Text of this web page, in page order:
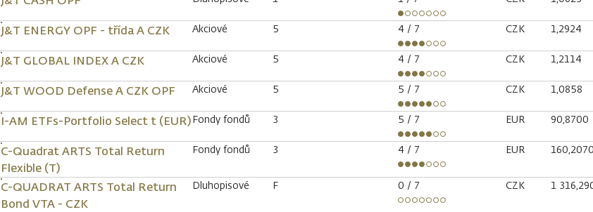
J&T ENERGY OPF - třída A CZK Akciové 5 4 / 7 CZK 1,2924
J&T GLOBAL INDEX A CZK Akciové 5 4 / 7 CZK 1,2114
J&T WOOD Defense A CZK OPF Akciové 5 5 / 7 CZK 1,0858
I-AM ETFs-Portfolio Select t (EUR)Fondy fondů 3 5 / 7 EUR 90,8700
C-Quadrat ARTS Total Return
Flexible (T)
Fondy fondů 3 4 / 7 EUR 160,2070
C-QUADRAT ARTS Total Return
Bond VTA - CZK
Dluhopisové F 0 / 7 CZK 1